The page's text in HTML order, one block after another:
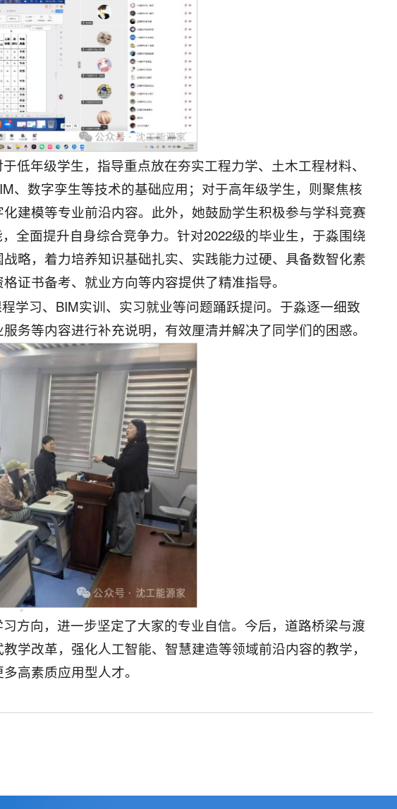
低年级学生，指导重点放在夯实工程力学、土木工程材料、
、数字孪生等技术的基础应用；对于高年级学生，则聚焦核
建模等专业前沿内容。此外，她鼓励学生积极参与学科竞赛
全面提升自身综合竞争力。针对2022级的毕业生，于淼围绕
略，着力培养知识基础扎实、实践能力过硬、具备数智化素
证书备考、就业方向等内容提供了精准指导。
学习、BIM实训、实习就业等问题踊跃提问。于淼逐一细致
务等内容进行补充说明，有效厘清并解决了同学们的困惑。
方向，进一步坚定了大家的专业自信。今后，道路桥梁与渡
学改革，强化人工智能、智慧建造等领域前沿内容的教学，
高素质应用型人才。